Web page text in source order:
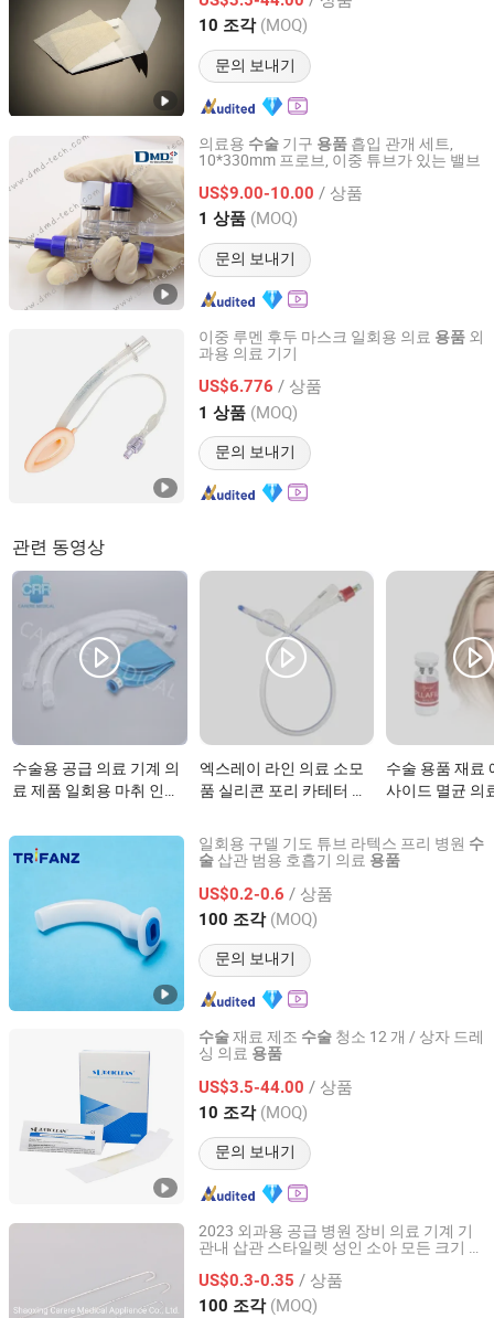
10 조각 (MOQ)
문의 보내기
Zhejiang, China 이후 2016
의료용 수술 기구 용품 흡입 관개 세트,
10*330mm 프로브, 이중 튜브가 있는 밸브
US$9.00-10.00 / 상품
1 상품 (MOQ)
문의 보내기
Qingdao Dmd Medical Technology Co., Ltd.
Shandong, China 이후 2023
이중 루멘 후두 마스크 일회용 의료 용품 외
과용 의료 기기
US$6.776 / 상품
1 상품 (MOQ)
문의 보내기
Guangzhou Medisys Technology Co., Ltd.
Guangdong, China 이후 2025
관련 동영상
수술용 공급 의료 기계 의
료 제품 일회용 마취 인공
장 가능한 매끄러운 관 회
복실 인공호흡기이(가) 무
엑스레이 라인 의료 소모
품 실리콘 포리 카테터 의
무엇인가요?
수술 용품 재료
사이드 멸균 의
엇인가요?
일회용 구델 기도 튜브 라텍스 프리 병원 수
술 삽관 범용 호흡기 의료 용품
US$0.2-0.6 / 상품
100 조각 (MOQ)
문의 보내기
Hangzhou Trifanz Medical Device Co., Ltd.
Zhejiang, China 이후 2020
수술재료 제조 수술 청소 12 개 / 상자 드레
싱 의료 용품
US$3.5-44.00 / 상품
10 조각 (MOQ)
문의 보내기
Hangzhou Singclean Medical Products Co., Ltd.
Zhejiang, China 이후 2016
2023 외과용 공급 병원 장비 의료 기계 기
관내 삽관 스타일렛 성인 소아 모든 크기 사
US$0.3-0.35 / 상품
100 조각 (MOQ)
Shaoxing Carere Medical Appliance Co., Ltd.
Zhejiang, China 이후 2020